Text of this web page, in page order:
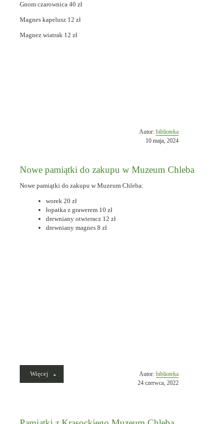
Gnom czarownica 40 zł
Magnes kapelusz 12 zł
Magnez wiatrak 12 zł
Autor:bibliotekaOpublikowano
w
10 maja, 2024
Nowe pamiątki do zakupu w Muzeum Chleba
Nowe pamiątki do zakupu w Muzeum Chleba:
worek 20 zł
łopatka z grawerem 10 zł
drewniany otwieracz 12 zł
drewniany magnes 8 zł
Więcej „Nowe
pamiątki
Autor:bibliotekaOpublikowano
w
24 czerwca, 2022